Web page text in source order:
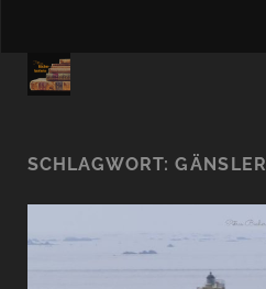
SCHLAGWORT:GÄNSLER